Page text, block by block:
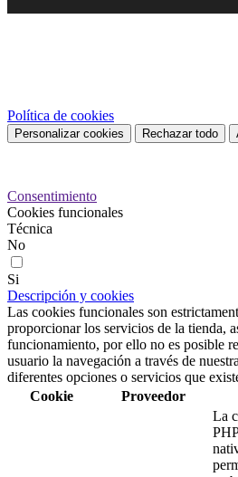
Política de cookies
Personalizar cookies Rechazar todo
Consentimiento
Cookies funcionales
Técnica
No
Si
Descripción y cookies
Las cookies funcionales son
proporcionar los servicios de la tienda,
funcionamiento, por ello no es posible
usuario la navegación a través de
diferentes opciones o servicios que
Cookie
Proveedor
La